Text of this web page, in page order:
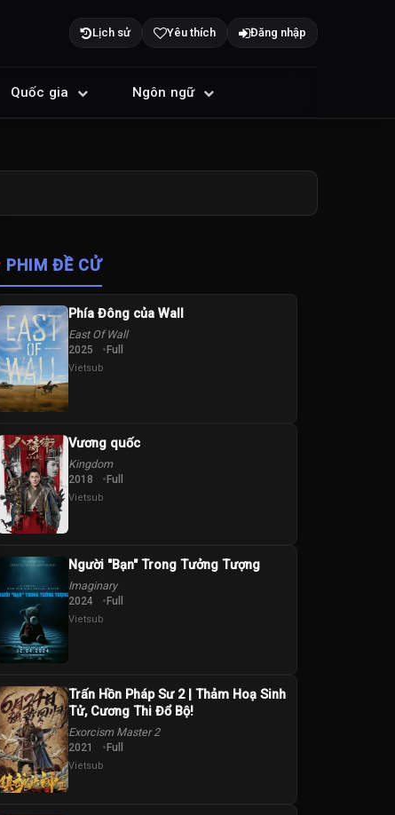
Lịch sử Yêu thích Đăng nhập
Quốc gia Ngôn ngữ
PHIM ĐỀ CỬ
Phía Đông của Wall
East Of Wall
2025 Full
Vietsub
Vương quốc
Kingdom
2018 Full
Vietsub
Người "Bạn" Trong Tưởng Tượng
Imaginary
2024 Full
Vietsub
Trấn Hồn Pháp Sư 2 | Thảm Hoạ Sinh
Tử, Cương Thi Đổ Bộ!
Exorcism Master 2
2021 Full
Vietsub